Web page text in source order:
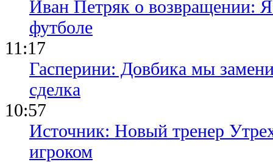
Иван Петряк о возвращении:
футболе
11:17
Гасперини: Довбика мы
сделка
10:57
Источник: Новый тренер
игроком